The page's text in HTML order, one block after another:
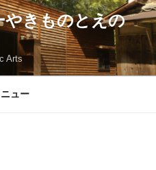
きものとえの
Arts
ニュー